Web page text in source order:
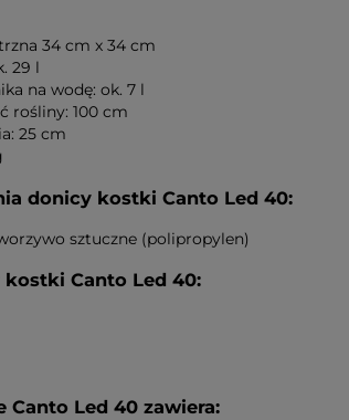
34 cm x 34 cm
29 l
na wodę: ok. 7 l
rośliny: 100 cm
25 cm
donicy kostki Canto Led 40:
sztuczne (polipropylen)
Canto Led 40:
Canto Led 40 zawiera: